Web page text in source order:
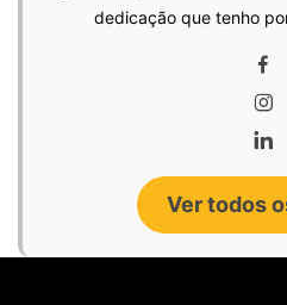
dedicação que tenho
Ver todos